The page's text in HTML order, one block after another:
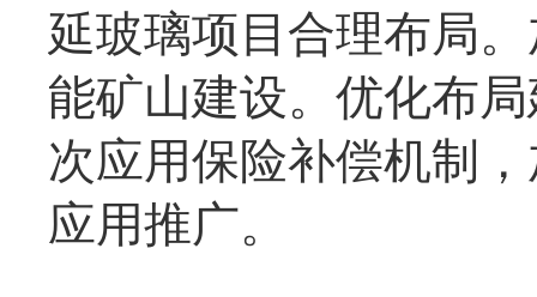
延玻璃项目合理布局
能矿山建设。优化布
次应用保险补偿机制
应用推广。